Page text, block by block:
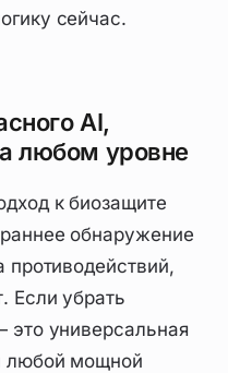
сейчас.
AI,
любом уровне
к биозащите
обнаружение
противодействий,
Если убрать
это универсальная
любой мощной